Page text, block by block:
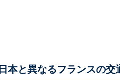
日本と異なるフランスの交